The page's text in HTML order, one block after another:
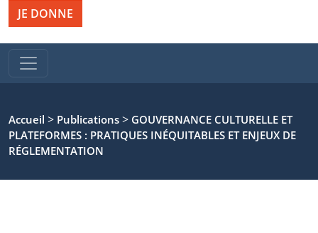
JE DONNE
Accueil > Publications > GOUVERNANCE CULTURELLE ET
PLATEFORMES : PRATIQUES INÉQUITABLES ET ENJEUX DE
RÉGLEMENTATION